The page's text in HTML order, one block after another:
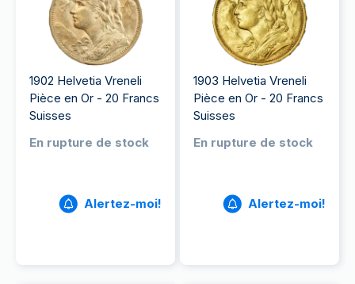
1902 Helvetia Vreneli
Pièce en Or - 20 Francs
Suisses
En rupture de stock
Alertez-moi!
1903 Helvetia Vreneli
Pièce en Or - 20 Francs
Suisses
En rupture de stock
Alertez-moi!